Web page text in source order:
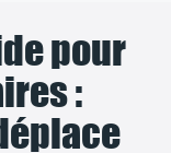
pour
: